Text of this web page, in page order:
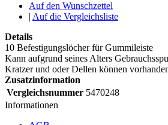
Auf den Wunschzettel
| Auf die Vergleichsliste
Details
10 Befestigungslöcher für Gummileiste
Kann aufgrund seines Alters
Kratzer und oder Dellen können
Zusatzinformation
Vergleichsnummer 5470248
Informationen